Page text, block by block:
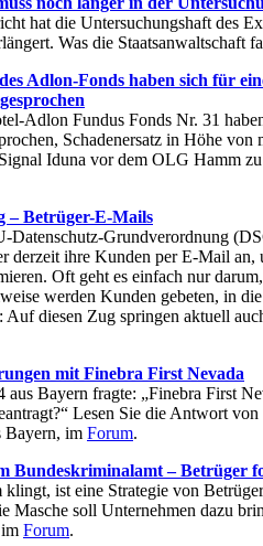
hat die Untersuchungshaft des
Was die Staatsanwaltschaft
Adlon-Fonds haben sich für
Adlon Fundus Fonds Nr. 31
Schadenersatz in Höhe von
Iduna vor dem OLG Hamm
– Betrüger-E-Mails
Datenschutz-Grundverordnung
derzeit ihre Kunden per E-Mail an,
Oft geht es einfach nur
werden Kunden gebeten, in
diesen Zug springen aktuell
mit Finebra First Nevada
Bayern fragte: „Finebra First
Lesen Sie die Antwort von
Bayern, im Forum.
Bundeskriminalamt – Betrüger
ist eine Strategie von
Masche soll Unternehmen dazu
Forum.